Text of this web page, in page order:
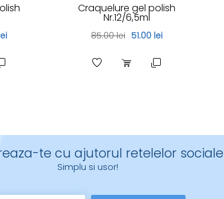
Craquelure gel polish
Nr.12/6,5ml
85.00 lei 51.00 lei
te cu ajutorul retelelor sociale
Simplu si usor!